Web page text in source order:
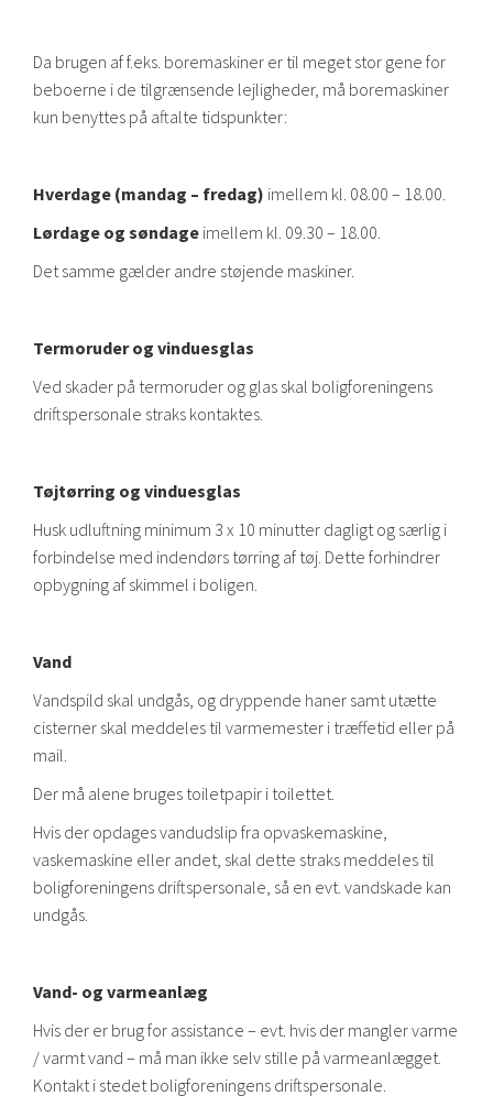
Da brugen af f.eks. boremaskiner er til meget stor gene for
beboerne i de tilgrænsende lejligheder, må boremaskiner
kun benyttes på aftalte tidspunkter:
Hverdage (mandag – fredag) imellem kl. 08.00 – 18.00.
Lørdage og søndage imellem kl. 09.30 – 18.00.
Det samme gælder andre støjende maskiner.
Termoruder og vinduesglas
Ved skader på termoruder og glas skal boligforeningens
driftspersonale straks kontaktes.
Tøjtørring og vinduesglas
Husk udluftning minimum 3 x 10 minutter dagligt og særlig i
forbindelse med indendørs tørring af tøj. Dette forhindrer
opbygning af skimmel i boligen.
Vand
Vandspild skal undgås, og dryppende haner samt utætte
cisterner skal meddeles til varmemester i træffetid eller på
mail.
Der må alene bruges toiletpapir i toilettet.
Hvis der opdages vandudslip fra opvaskemaskine,
vaskemaskine eller andet, skal dette straks meddeles til
boligforeningens driftspersonale, så en evt. vandskade kan
undgås.
Vand- og varmeanlæg
Hvis der er brug for assistance – evt. hvis der mangler varme
/ varmt vand – må man ikke selv stille på varmeanlægget.
Kontakt i stedet boligforeningens driftspersonale.